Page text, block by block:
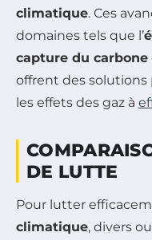
climatique. Ces
domaines tels que l’
capture du carbone
offrent des
les effets des gaz à
DE LUTTE
Pour lutter
climatique, divers